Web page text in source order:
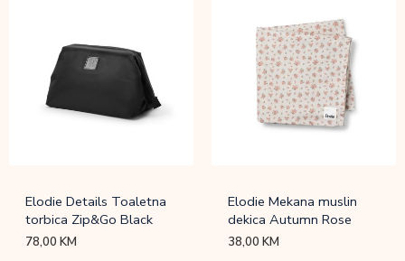
Elodie Details Toaletna
torbica Zip&Go Black
78,00KM
Elodie Mekana muslin
dekica Autumn Rose
38,00KM